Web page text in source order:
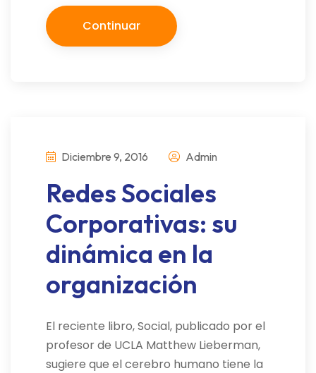
Continuar
Diciembre 9, 2016 Admin
Redes Sociales
Corporativas: su
dinámica en la
organización
El reciente libro, Social, publicado por el
profesor de UCLA Matthew Lieberman,
sugiere que el cerebro humano tiene la